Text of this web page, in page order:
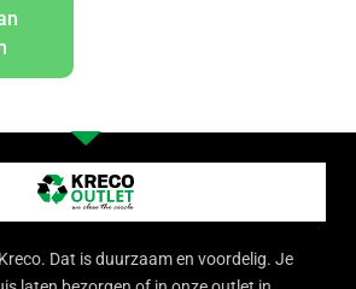
Dat is duurzaam en voordelig. Je